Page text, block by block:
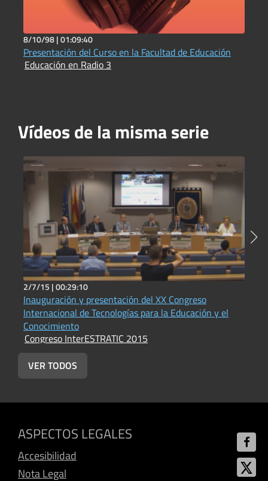
8/10/98 |01:09:40
Presentación del Curso en la Facultad de Educación
Educación en Radio 3
Vídeos de la misma serie
2/7/15 |00:29:10
Inauguración y presentación del XX Congreso
Internacional de Tecnologías para la Educación y el
Conocimiento
Congreso InterESTRATIC 2015
VER TODOS
ASPECTOS LEGALES
Accesibilidad
Nota Legal